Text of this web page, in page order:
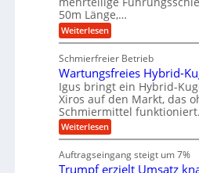
u
n
g
n
b
e
w
e
g
u
n
g
e
n
i
v
e
u
n
d
M
a
s
c
h
i
n
n
b
r
k
z
e
u
g
k
r
e
i
s
l
a
u
f
50m Länge,…
Weiterlesen:
K
g
e
l
s
c
h
i
e
e
Schmierfreier Betrieb
Wartungsfreies Hybrid-
Igus bringt ein Hybrid-
Xiros auf den Markt, das
Schmiermittel funktioniert.
Weiterlesen:
W
r
t
Auftragseingang steigt um 7%
Trumpf erzielt Umsatz